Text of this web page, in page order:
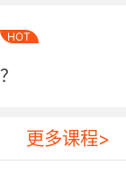
定是一件长
议大家一定
了解，看看
HOT
更多课程>